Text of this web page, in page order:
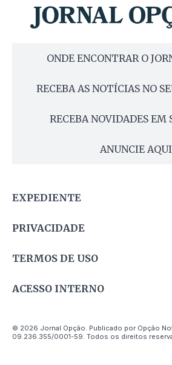
ONDE ENCONTRAR O
RECEBA AS NOTÍCIAS NO
RECEBA NOVIDADES EM
ANUNCIE AQUI
EXPEDIENTE
PRIVACIDADE
TERMOS DE USO
ACESSO INTERNO
© 2026 Jornal Opção. Publicado por Opção
09.236.355/0001-59. Todos os direitos